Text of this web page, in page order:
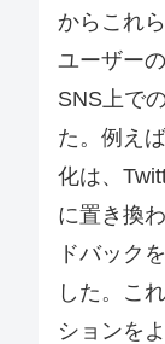
からこれ
ユーザー
SNS上で
た。例え
化は、
に置き換
ドバック
した。こ
ションを